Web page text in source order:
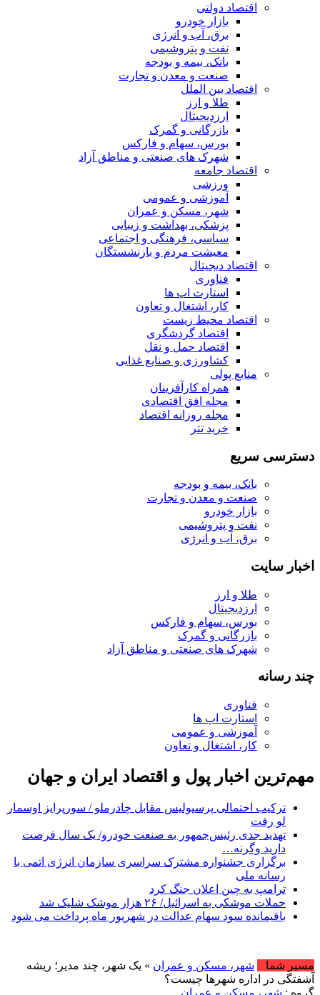
اقتصاد دولتی
بازار خودرو
برق، آب و انرژی
نفت و پتروشیمی
بانک، بیمه و بودجه
صنعت و معدن و تجارت
اقتصاد بین الملل
طلا و ارز
ارزدیجیتال
بازرگانی و گمرک
بورس، سهام و فارکس
شهرک های صنعتی و مناطق آزاد
اقتصاد جامعه
ورزشی
آموزشی و عمومی
شهر، مسکن و عمران
پزشکی، بهداشت و زیبایی
سیاسی، فرهنگی و اجتماعی
معیشت مردم و بازنشستگان
اقتصاد دیجیتال
فناوری
استارت اپ ها
کار، اشتغال و تعاون
اقتصاد محیط زیست
اقتصاد گردشگری
اقتصاد حمل و نقل
کشاورزی و صنایع غذایی
منابع پولی
همراه کارآفرینان
مجله افق اقتصادی
مجله روزانه اقتصاد
خرید تتر
دسترسی سریع
بانک، بیمه و بودجه
صنعت و معدن و تجارت
بازار خودرو
نفت و پتروشیمی
برق، آب و انرژی
اخبار سایت
طلا و ارز
ارزدیجیتال
بورس، سهام و فارکس
بازرگانی و گمرک
شهرک های صنعتی و مناطق آزاد
چند رسانه
فناوری
استارت اپ ها
آموزشی و عمومی
کار، اشتغال و تعاون
مهم‌ترین اخبار پول و اقتصاد ایران و جهان
ترکیب احتمالی پرسپولیس مقابل چادرملو / سورپرایز اوسمار
لو رفت
تهدید جدی رئیس‌جمهور به صنعت خودرو/ یک سال فرصت
دارید وگرنه…
برگزاری جشنواره مشترک سراسری سازمان انرژی اتمی با
رسانه ملی
ترامپ به چین اعلان جنگ کرد
حملات موشکی به اسرائیل/ ۲۶ هزار موشک شلیک شد
باقیمانده سود سهام عدالت در شهریور ماه پرداخت می شود
مسیر شما
شهر، مسکن و عمران » یک شهر، چند مدیر؛ ریشه
آشفتگی در اداره شهرها چیست؟
گروه : شهر، مسکن و عمران